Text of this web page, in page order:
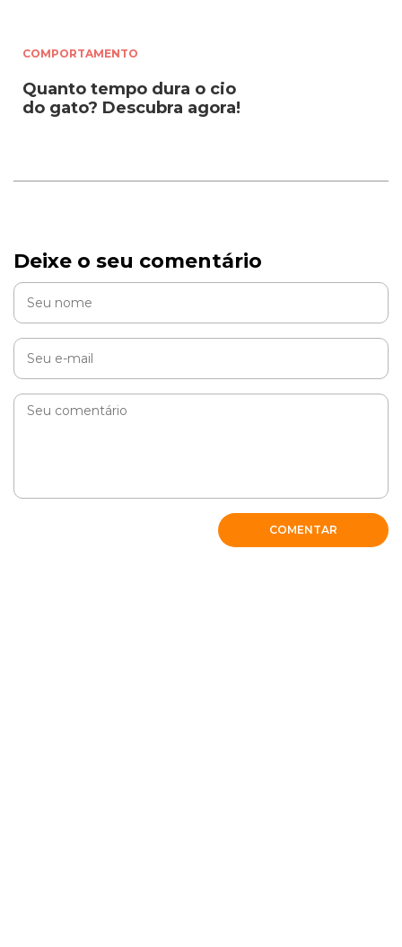
COMPORTAMENTO
Quanto tempo dura o cio
do gato? Descubra agora!
Deixe o seu comentário
COMENTAR